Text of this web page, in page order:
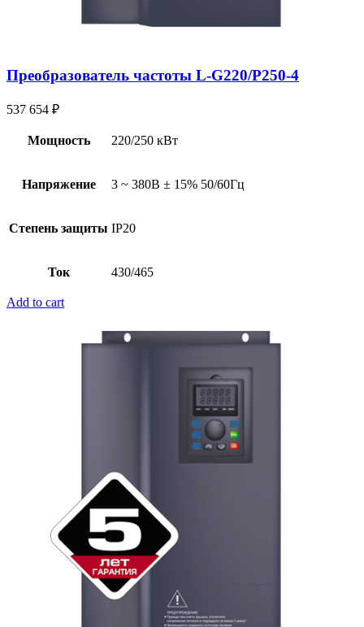
Преобразователь частоты L-G220/P250-4
537 654 ₽
Мощность 220/250 кВт
Напряжение 3 ~ 380В ± 15% 50/60Гц
Степень защиты IP20
Ток 430/465
Add to cart